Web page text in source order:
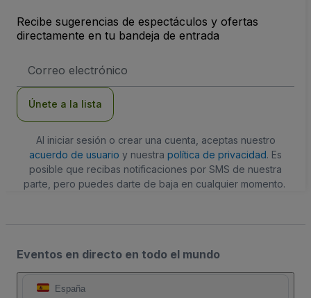
Recibe sugerencias de espectáculos y ofertas
directamente en tu bandeja de entrada
de
Únete a la lista
Al iniciar sesión o crear una cuenta, aceptas nuestro
acuerdo de usuario y nuestra política de privacidad. Es
posible que recibas notificaciones por SMS de nuestra
parte, pero puedes darte de baja en cualquier momento.
Eventos en directo en todo el mundo
España